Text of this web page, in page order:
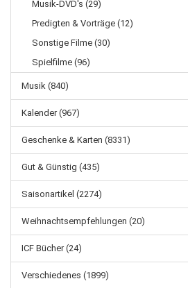
Musik-DVD's (29)
Predigten & Vorträge (12)
Sonstige Filme (30)
Spielfilme (96)
Musik (840)
Kalender (967)
Geschenke & Karten (8331)
Gut & Günstig (435)
Saisonartikel (2274)
Weihnachtsempfehlungen (20)
ICF Bücher (24)
Verschiedenes (1899)